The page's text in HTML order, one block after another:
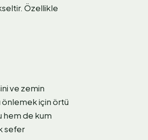
Özellikle
ve zemin
önlemek için örtü
hem de kum
sefer